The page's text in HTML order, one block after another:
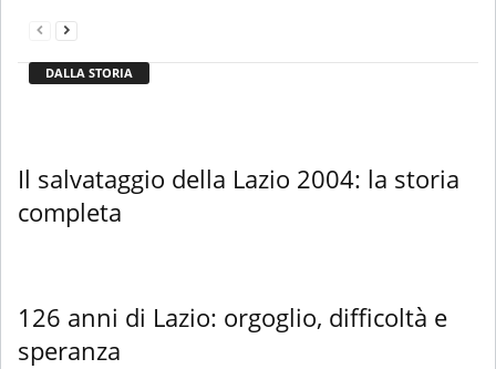
DALLA STORIA
Il salvataggio della Lazio 2004: la storia
completa
126 anni di Lazio: orgoglio, difficoltà e
speranza